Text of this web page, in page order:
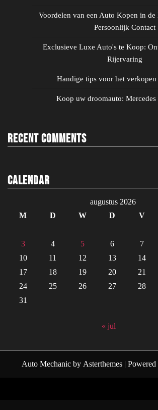
Voordelen van een Auto Kopen in de
Persoonlijk Contact
Exclusieve Luxe Auto's te Koop:
Rijervaring
Handige tips voor het verkopen
Koop uw droomauto: Mercedes
Recent Comments
Calendar
augustus 2026
M
D W D V
3
4 5 6 7
10
11 12 13 14
17
18 19 20 21
24
25 26 27 28
31
« jul
Auto Mechanicby Asterthemes| Powered